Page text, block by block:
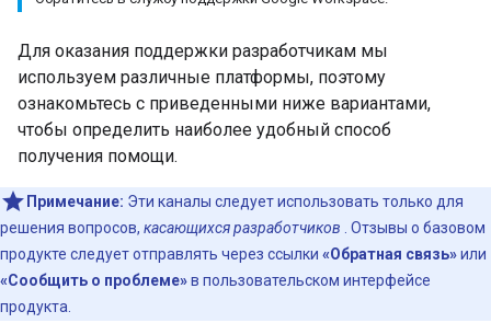
Для оказания поддержки разработчикам мы
используем различные платформы, поэтому
ознакомьтесь с приведенными ниже вариантами,
чтобы определить наиболее удобный способ
получения помощи.
Примечание: Эти каналы следует использовать только для
решения вопросов, касающихся разработчиков . Отзывы о базовом
продукте следует отправлять через ссылки «Обратная связь»или
«Сообщить о проблеме»в пользовательском интерфейсе
продукта.